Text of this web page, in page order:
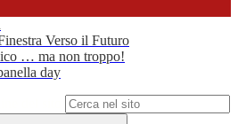
Verso il Futuro
… ma non troppo!
day